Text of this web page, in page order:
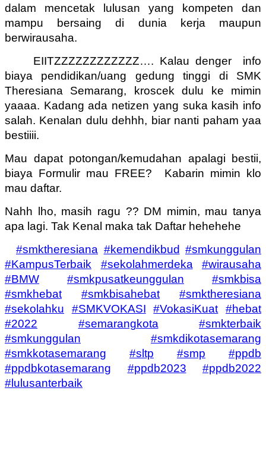
dalam mencetak lulusan yang kompeten dan
mampu bersaing di dunia kerja maupun
berwirausaha.
EIITZZZZZZZZZZZZ…. Kalau denger info
biaya pendidikan/uang gedung tinggi di SMK
Theresiana Semarang, kroscek dulu ke mimin
yaaaa. Kadang ada netizen yang suka kasih info
salah. Kenalan dulu dehhh, biar nanti paham yaa
bestiiii.
Mau dapat potongan/kemudahan apalagi bestii,
biaya Formulir mau FREE? Kabarin mimin klo
mau daftar.
Nahh lho, masih ragu ?? DM mimin, mau tanya
apa lagi. Tak Kenal maka tak Daftar hehehehe
#smktheresiana #kemendikbud #smkunggulan
#KampusTerbaik
#sekolahmerdeka
#wirausaha
#BMW
#smkpusatkeunggulan
#smkbisa
#smkhebat
#smkbisahebat
#smktheresiana
#sekolahku
#SMKVOKASI #VokasiKuat
#hebat
#2022
#semarangkota
#smkterbaik
#smkunggulan
#smkdikotasemarang
#smkkotasemarang
#sltp #smp
#ppdb
#ppdbkotasemarang
#ppdb2023
#ppdb2022
#lulusanterbaik